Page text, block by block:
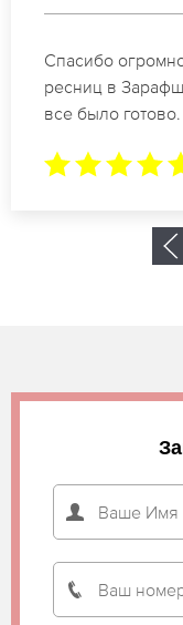
Идеальные
ресниц в
Буду обращаться